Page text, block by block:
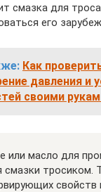
смазка для
его
Как
давления и
своими
или масло для
смазки тросиком.
свойств